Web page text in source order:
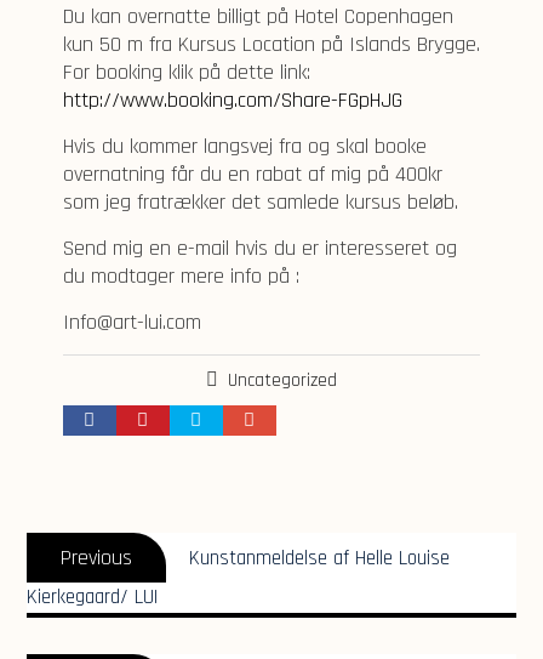
Du kan overnatte billigt på Hotel Copenhagen
kun 50 m fra Kursus Location på Islands Brygge.
For booking klik på dette link:
http://www.booking.com/Share-FGpHJG
Hvis du kommer langsvej fra og skal booke
overnatning får du en rabat af mig på 400kr
som jeg fratrækker det samlede kursus beløb.
Send mig en e-mail hvis du er interesseret og
du modtager mere info på :
Info@art-lui.com
Uncategorized
navigation
Previous
post:
Kunstanmeldelse af Helle Louise
Kierkegaard/ LUI